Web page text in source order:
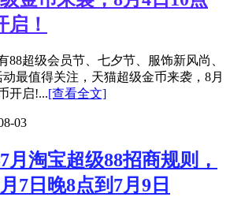
启！
88超级会员节、七夕节、服饰新风尚、
最值得关注，天猫超级金币来袭，8月
开启!...[查看全文]
03
月淘宝超级88招商规则，
7日晚8点到7月9日